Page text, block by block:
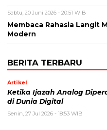
Sabtu, 20 Juni 2026 - 20:51 WIB
Membaca Rahasia Langit
Modern
BERITA TERBARU
Artikel
Ketika Ijazah Analog
di Dunia Digital
Senin, 27 Jul 2026 - 18:53 WIB